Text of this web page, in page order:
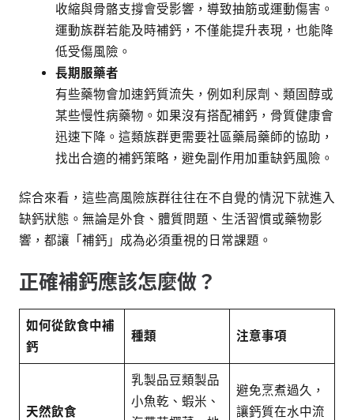
綜合來看，這些高風險族群往往在不自覺的情況下就進入
缺鈣狀態。無論是外食、體質問題、生活習慣或藥物影
響，都讓「補鈣」成為必須重視的日常課題。
正確補鈣應該怎麼做？
如何從飲食中補
種類 注意事項
天然飲食
乳製品豆類製品
小魚乾、蝦米、
海帶花椰菜、地
避免烹煮過久，
讓鈣質在水中流
失
補鈣保健品
選擇「碳酸鈣」
或「檸檬酸鈣」
從天然食物中攝取
有許多天然食材都能幫助我們補鈣，最常見的就是乳製